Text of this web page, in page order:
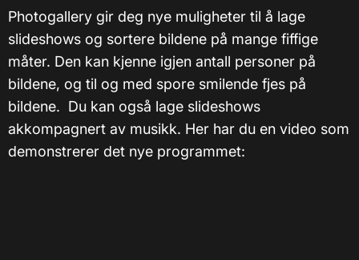
Photogallery gir deg nye muligheter til å lage
slideshows og sortere bildene på mange fiffige
måter. Den kan kjenne igjen antall personer på
bildene, og til og med spore smilende fjes på
bildene. Du kan også lage slideshows
akkompagnert av musikk. Her har du en video som
demonstrerer det nye programmet: